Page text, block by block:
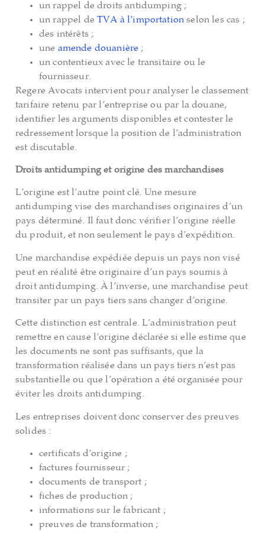
un rappel de droits antidumping ;
un rappel deTVA à l’importation selon les cas ;
des intérêts ;
une amende douanière ;
un contentieux avec le transitaire ou le
fournisseur.
Regere Avocats intervient pour analyser le classement
tarifaire retenu par l’entreprise ou par la douane,
identifier les arguments disponibles et contester le
redressement lorsque la position de l’administration
est discutable.
Droits antidumping et origine des marchandises
L’origine est l’autre point clé. Une mesure
antidumping vise des marchandises originaires d’un
pays déterminé. Il faut donc vérifier l’origine réelle
du produit, et non seulement le pays d’expédition.
Une marchandise expédiée depuis un pays non visé
peut en réalité être originaire d’un pays soumis à
droit antidumping. À l’inverse, une marchandise peut
transiter par un pays tiers sans changer d’origine.
Cette distinction est centrale. L’administration peut
remettre en cause l’origine déclarée si elle estime que
les documents ne sont pas suffisants, que la
transformation réalisée dans un pays tiers n’est pas
substantielle ou que l’opération a été organisée pour
éviter les droits antidumping.
Les entreprises doivent donc conserver des preuves
solides :
certificats d’origine ;
factures fournisseur ;
documents de transport ;
fiches de production ;
informations sur le fabricant ;
preuves de transformation ;